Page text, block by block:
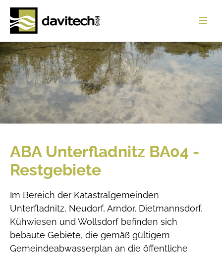
Startseite
Leistungen
Referenzen
Über uns
Jobs
Download
Kontakt
ABA Unterfladnitz BA04 -
Restgebiete
Im Bereich der Katastralgemeinden
Unterfladnitz, Neudorf, Arndor, Dietmannsdorf,
Kühwiesen und Wollsdorf befinden sich
bebaute Gebiete, die gemäß gültigem
Gemeindeabwasserplan an die öffentliche